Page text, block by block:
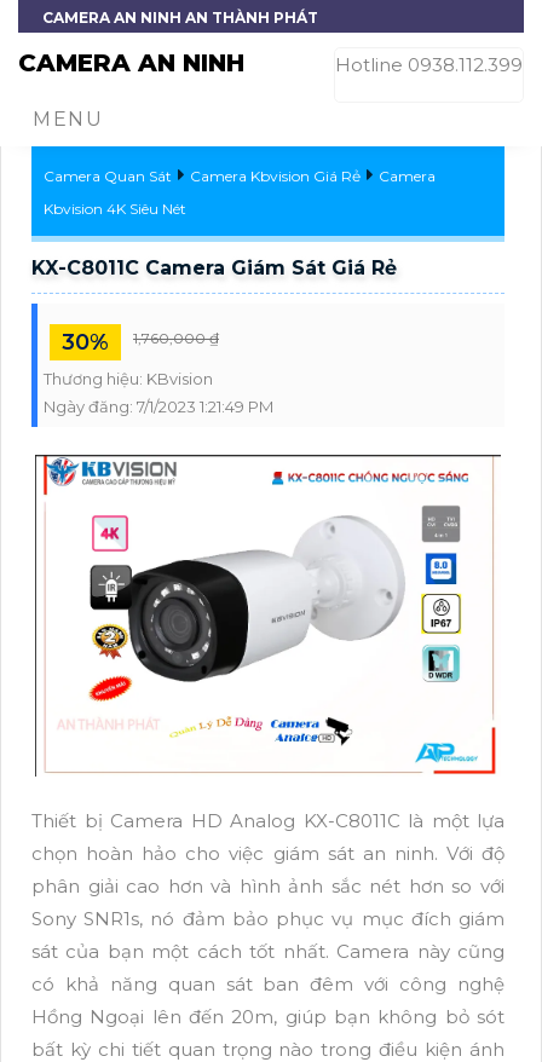
CAMERA AN NINH AN THÀNH PHÁT
CAMERA AN NINH Hotline 0938.112.399
MENU
Camera Quan Sát Camera Kbvision Giá Rẻ
Camera
Kbvision 4K Siêu Nét
KX-C8011C Camera Giám Sát Giá Rẻ
30% 1,760,000 ₫
Thương hiệu: KBvision
Ngày đăng: 7/1/2023 1:21:49 PM
Thiết bị Camera HD Analog KX-C8011C là một lựa
chọn hoàn hảo cho việc giám sát an ninh. Với độ
phân giải cao hơn và hình ảnh sắc nét hơn so với
Sony SNR1s, nó đảm bảo phục vụ mục đích giám
sát của bạn một cách tốt nhất. Camera này cũng
có khả năng quan sát ban đêm với công nghệ
Hồng Ngoại lên đến 20m, giúp bạn không bỏ sót
bất kỳ chi tiết quan trọng nào trong điều kiện ánh